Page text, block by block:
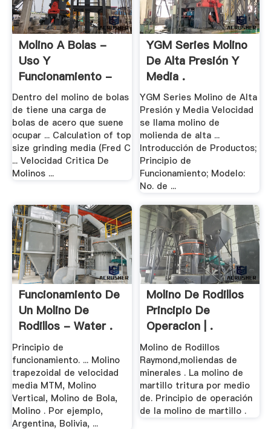
Molino A Bolas -
Uso Y
Funcionamiento -
Foro Por ...
Dentro del molino de bolas
de tiene una carga de
bolas de acero que suene
ocupar ... Calculation of top
size grinding media (Fred C
... Velocidad Critica De
Molinos ...
YGM Series Molino
De Alta Presión Y
Media .
YGM Series Molino de Alta
Presión y Media Velocidad
se llama molino de
molienda de alta ...
Introducción de Productos;
Principio de
Funcionamiento; Modelo:
No. de ...
Funcionamiento De
Un Molino De
Rodillos - Water .
Principio de
funcionamiento. ... Molino
trapezoidal de velocidad
media MTM, Molino
Vertical, Molino de Bola,
Molino . Por ejemplo,
Argentina, Bolivia, ...
Molino De Rodillos
Principio De
Operacion | .
Molino de Rodillos
Raymond,moliendas de
minerales . La molino de
martillo tritura por medio
de. Principio de operación
de la molino de martillo .